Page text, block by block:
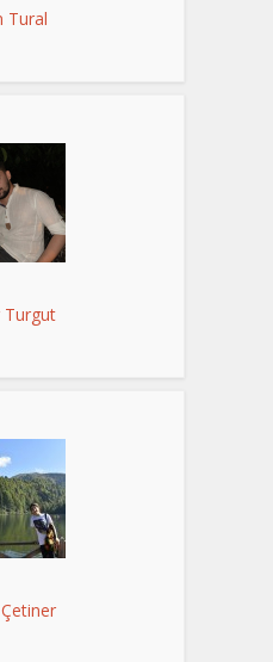
Tural
Turgut